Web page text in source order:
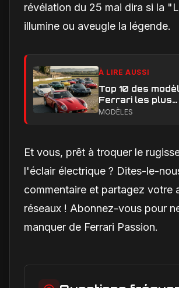
révélation du 25 mai dira si la
illumine ou aveugle la légende.
À LIRE AUSSI
Top 10 des
Ferrari les plus
emblématiques :
MODÈLES
Et vous, prêt à troquer le
l'éclair électrique ? Dites-le-
commentaire et partagez votre
réseaux ! Abonnez-vous pour
manquer de Ferrari Passion.